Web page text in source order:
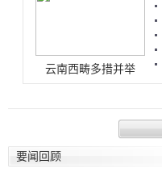
云南西畴多措并举
要闻回顾